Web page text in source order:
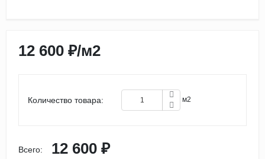
12 600 ₽/м2
Количество товара: м2
Всего: 12 600 ₽